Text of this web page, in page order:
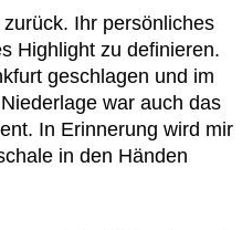
Ihr persönliches
Highlight zu definieren.
geschlagen und im
war auch das
In Erinnerung wird mir
in den Händen